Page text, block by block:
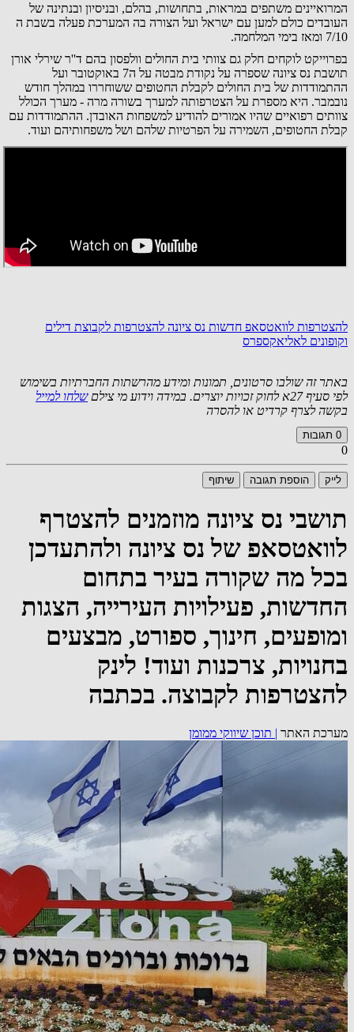
המרואיינים משתפים במראות, בתחושות, בהלם, ובניסיון ובנתינה של
העובדים כולם למען עם ישראל ועל הצורה בה המערכת פעלה בשבת ה
7/10 ומאז בימי המלחמה.
בפרוייקט לוקחים חלק גם צוותי בית החולים וולפסון בהם ד''ר שירלי אורן
תושבת נס ציונה שספרה על נקודת מבטה על ה7 באוקטובר ועל
ההתמודדות של בית החולים לקבלת החטופים ששוחררו במהלך חודש
נובמבר. היא מספרת על הצטרפותה למערך בשורה מרה - מערך הכולל
צוותים רפואיים שהיו אמורים להודיע למשפחות האובדן. ההתמודדות עם
קבלת החטופים, השמירה על הפרטיות שלהם ושל משפחותיהם ועוד.
להצטרפות לוואטסאפ חדשות נס ציונה להצטרפות לקבוצת דילים
וקופונים לאליאקספרס
באתר זה שולבו סרטונים, תמונות ומידע מהרשתות החברתיות בשימוש
לפי סעיף 27א לחוק זכויות יוצרים. במידה וידוע מי צילם
שלחו למייל
בקשה לצרף קרדיט או להסרה
0 תגובות
0
לייק הוספת תגובה שיתוף
תושבי נס ציונה מוזמנים להצטרף
לוואטסאפ של נס ציונה ולהתעדכן
בכל מה שקורה בעיר בתחום
החדשות, פעילויות העירייה, הצגות
ומופעים, חינוך, ספורט, מבצעים
בחנויות, צרכנות ועוד! לינק
להצטרפות לקבוצה. בכתבה
מערכת האתר תוכן שיווקי ממומן